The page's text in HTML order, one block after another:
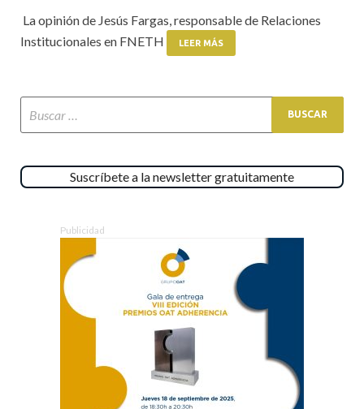
La opinión de Jesús Fargas, responsable de Relaciones
Institucionales en FNETH
LEER MÁS
Suscríbete a la newsletter gratuitamente
Publicidad